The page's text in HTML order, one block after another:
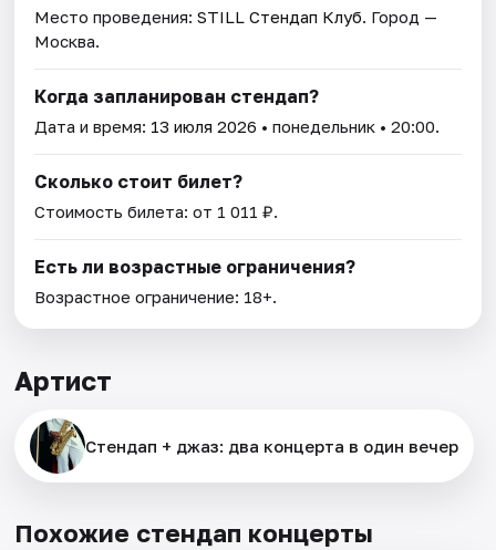
Место проведения:STILL Стендап Клуб. Город —
Москва.
Когда запланирован стендап?
Дата и время: 13 июля 2026 • понедельник • 20:00.
Сколько стоит билет?
Стоимость билета: от 1 011 ₽.
Есть ли возрастные ограничения?
Возрастное ограничение: 18+.
Артист
Стендап + джаз: два концерта в один вечер
Похожие стендап концерты